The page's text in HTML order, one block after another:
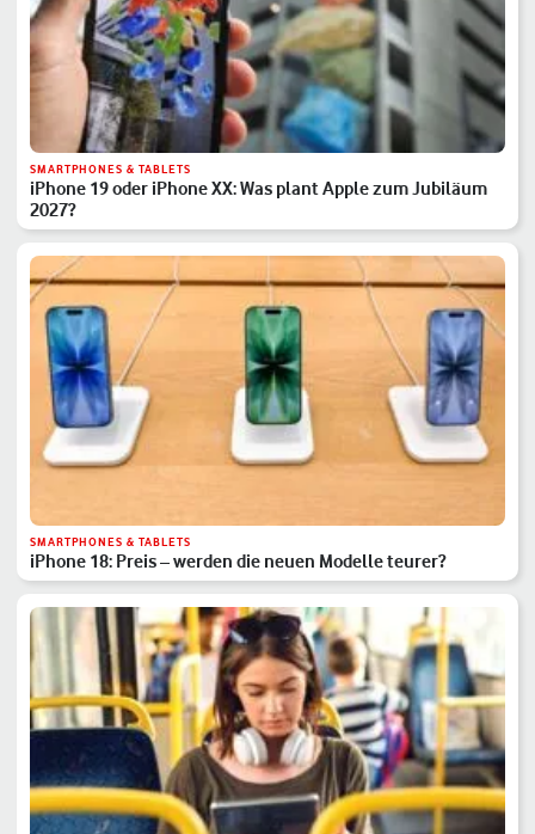
SMARTPHONES & TABLETS
iPhone 19 oder iPhone XX: Was plant Apple zum Jubiläum
2027?
SMARTPHONES & TABLETS
iPhone 18: Preis – werden die neuen Modelle teurer?